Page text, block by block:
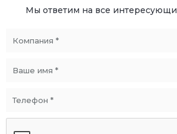
Мы ответим на все